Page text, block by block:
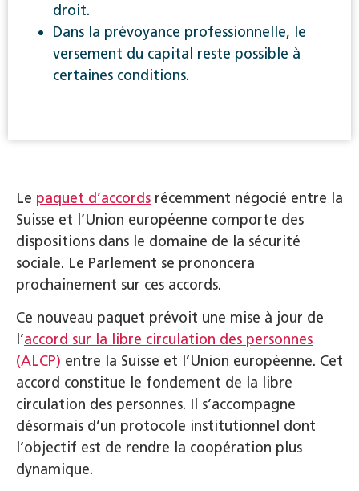
droit.
Dans la prévoyance professionnelle, le
versement du capital reste possible à
certaines conditions.
Le paquet d’accords récemment négocié entre la
Suisse et l’Union européenne comporte des
dispositions dans le domaine de la sécurité
sociale. Le Parlement se prononcera
prochainement sur ces accords.
Ce nouveau paquet prévoit une mise à jour de
l’accord sur la libre circulation des personnes
(ALCP) entre la Suisse et l’Union européenne. Cet
accord constitue le fondement de la libre
circulation des personnes. Il s’accompagne
désormais d’un protocole institutionnel dont
l’objectif est de rendre la coopération plus
dynamique.